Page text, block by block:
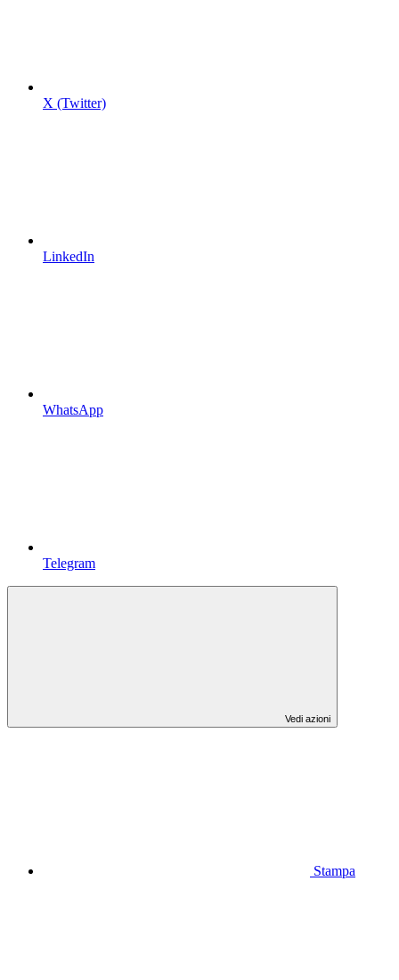
X (Twitter)
LinkedIn
WhatsApp
Telegram
Vedi azioni
Stampa